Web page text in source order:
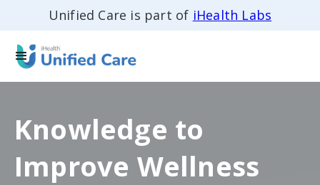
Unified Care is part of iHealth Labs
Knowledge to
Improve Wellness